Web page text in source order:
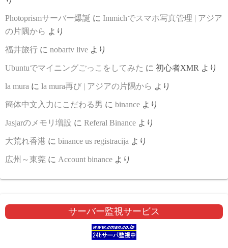
Photoprismサーバー爆誕 に Immichでスマホ写真管理 | アジア
の片隅から より
福井旅行 に nobartv live より
Ubuntuでマイニングごっこをしてみた に 初心者XMR より
la mura に la mura再び | アジアの片隅から より
簡体中文入力にこだわる男 に binance より
Jasjarのメモリ増設 に Referal Binance より
大荒れ香港 に binance us registracija より
広州～東莞 に Account binance より
サーバー監視サービス